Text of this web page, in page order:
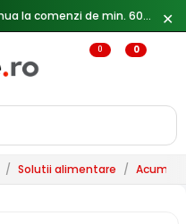
✕
0 0
/ Solutii alimentare /